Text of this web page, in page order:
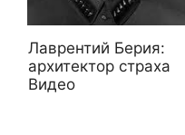
Лаврентий Берия:
архитектор страха
Видео